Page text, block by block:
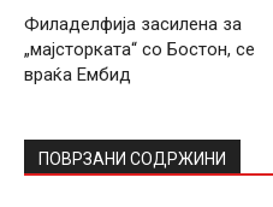
Филаделфија засилена за
„мајсторката“ со Бостон, се
враќа Ембид
ПОВРЗАНИ СОДРЖИНИ